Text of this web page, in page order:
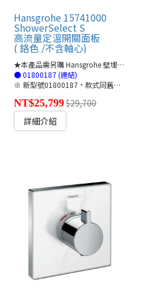
Hansgrohe 15741000
ShowerSelect S
高流量定溫開關面板
( 鉻色 /不含軸心)
★本產品需另購 Hansgrohe 壁埋軸心管線盒ibox🔗
● 01800187 (連結)
※ 新型號01800187，款式同舊型號01800180
NT$25,799$29,700
詳細介紹